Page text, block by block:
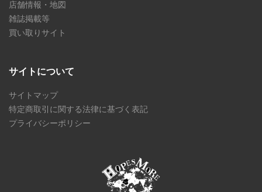
店舗情報・地図
雑誌掲載等
買い取りサイト
サイトについて
サイトマップ
特定商取引に関する法律に基づく表記
プライバシーポリシー